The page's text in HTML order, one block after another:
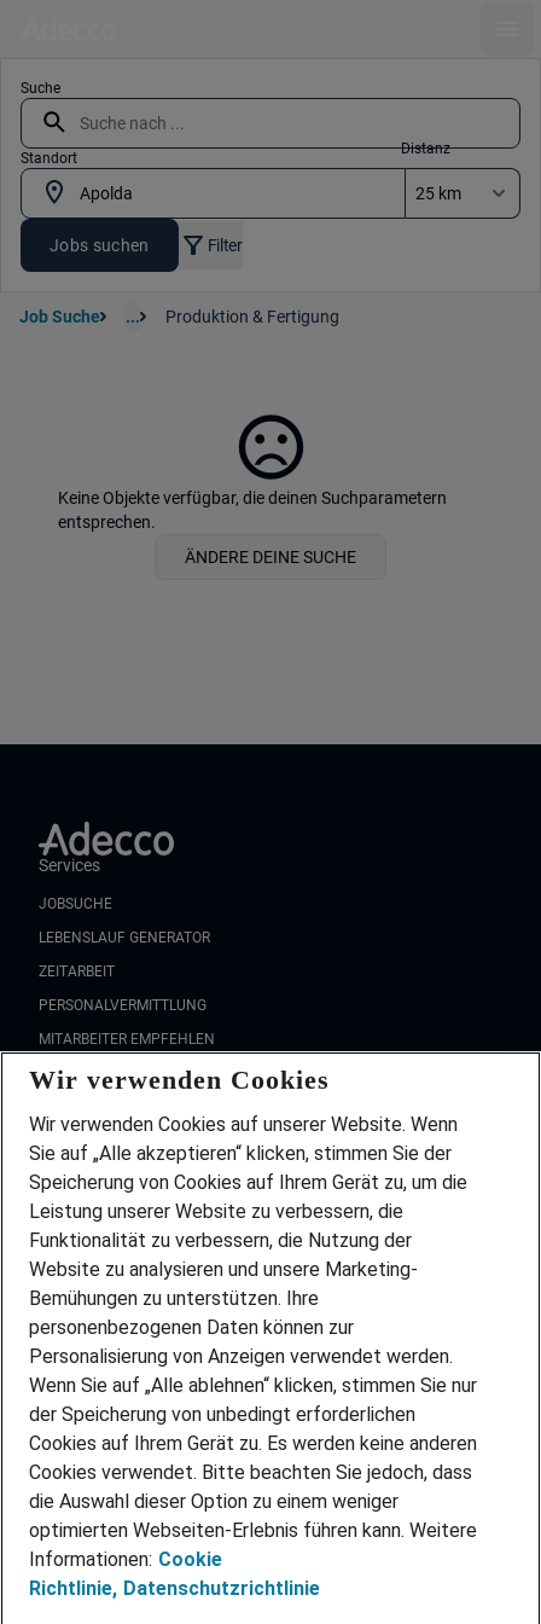
Suche
Standort
Distanz
Jobs suchen Filter
Job Suche ... Produktion & Fertigung
Keine Objekte verfügbar, die deinen Suchparametern
entsprechen.
ÄNDERE DEINE SUCHE
Services
JOBSUCHE
LEBENSLAUF GENERATOR
ZEITARBEIT
PERSONALVERMITTLUNG
MITARBEITER EMPFEHLEN
FAQ
Wir stellen ein!
DEINE BERUFSGRUPPE
DEINE LEBENSSITUATION
PARTNERSHIP WITH AIRBUS
INITIATIV BEWERBEN
ÜBER UNS
STANDORTE
BLOG
PRESSE
KONTAKT
@Adecco 2026
IMPRESSUM
DATENSCHUTZ
Wir verwenden Cookies
Wir verwenden Cookies auf unserer Website. Wenn
Sie auf „Alle akzeptieren“ klicken, stimmen Sie der
Speicherung von Cookies auf Ihrem Gerät zu, um die
Leistung unserer Website zu verbessern, die
Funktionalität zu verbessern, die Nutzung der
Website zu analysieren und unsere Marketing-
Bemühungen zu unterstützen. Ihre
personenbezogenen Daten können zur
Personalisierung von Anzeigen verwendet werden.
Wenn Sie auf „Alle ablehnen“ klicken, stimmen Sie nur
der Speicherung von unbedingt erforderlichen
Cookies auf Ihrem Gerät zu. Es werden keine anderen
Cookies verwendet. Bitte beachten Sie jedoch, dass
die Auswahl dieser Option zu einem weniger
optimierten Webseiten-Erlebnis führen kann. Weitere
Informationen: Cookie
Richtlinie, Datenschutzrichtlinie